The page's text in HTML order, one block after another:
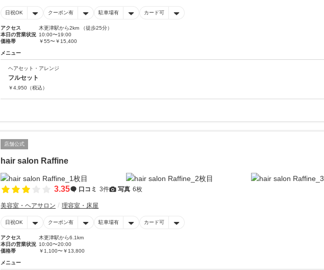
日祝OK クーポン有 駐車場有 カード可
アクセス
木更津駅から2km （徒歩25分）
本日の営業状況 10:00〜19:00
価格帯
￥55〜￥15,400
メニュー
ヘアセット・アレンジ
フルセット
￥4,950 （税込）
店舗公式
hair salon Raffine
3.35 口コミ 3件 写真 6枚
美容室・ヘアサロン 理容室・床屋
日祝OK クーポン有 駐車場有 カード可
アクセス
木更津駅から6.1km
本日の営業状況 10:00〜20:00
価格帯
￥1,100〜￥13,800
メニュー